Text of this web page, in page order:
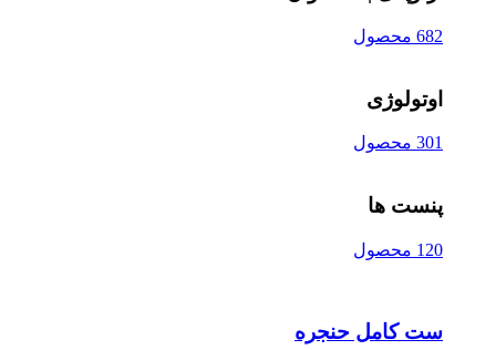
682 محصول
اوتولوژی
301 محصول
پنست ها
120 محصول
ست کامل حنجره